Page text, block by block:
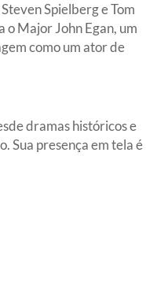
Spielberg e Tom
Major John Egan, um
como um ator de
dramas históricos e
Sua presença em tela é